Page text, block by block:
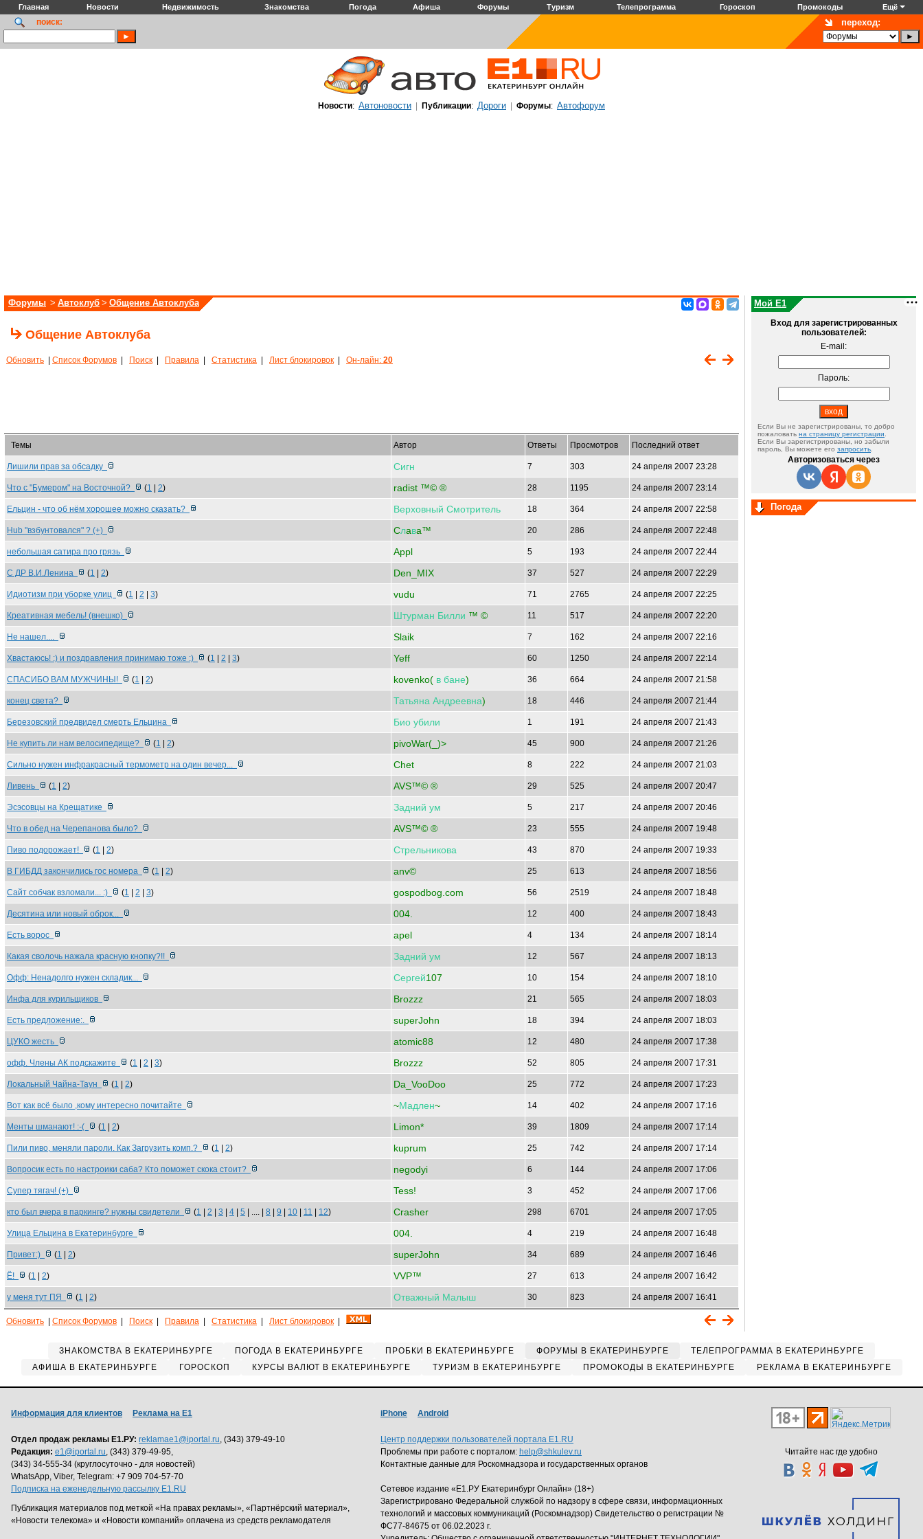
Главная Новости Недвижимость Знакомства Погода Афиша Форумы Туризм Телепрограмма Гороскоп Промокоды Ещё
поиск: переход:
Новости: Автоновости Публикации: Дороги Форумы: Автофорум
Форумы > Автоклуб > Общение Автоклуба
Общение Автоклуба
Обновить Список Форумов Поиск Правила Статистика Лист блокировок Он-лайн: 20
Темы Автор Ответы Просмотров Последний ответ
Лишили прав за обсадку Сигн 7 303 24 апреля 2007 23:28
Что с "Бумером" на Восточной? (1 2) radist ™© ® 28 1195 24 апреля 2007 23:14
Ельцин - что об нём хорошее можно сказать? Верховный Смотритель 18 364 24 апреля 2007 22:58
Hub "взбунтовался" ? (+) Cлaвa™ 20 286 24 апреля 2007 22:48
небольшая сатира про грязь Appl 5 193 24 апреля 2007 22:44
С ДР В.И.Ленина (1 2) Den_MIX 37 527 24 апреля 2007 22:29
Идиотизм при уборке улиц (1 2 3) vudu 71 2765 24 апреля 2007 22:25
Креативная мебель! (внешко) Штурман Билли ™ © 11 517 24 апреля 2007 22:20
Не нашел.... Slaik 7 162 24 апреля 2007 22:16
Хвастаюсь! :) и поздравления принимаю тоже :) (1 2 3) Yeff 60 1250 24 апреля 2007 22:14
СПАСИБО ВАМ МУЖЧИНЫ! (1 2) kovenko( в бане) 36 664 24 апреля 2007 21:58
конец света? Татьяна Андреевна) 18 446 24 апреля 2007 21:44
Березовский предвидел смерть Ельцина Био убили 1 191 24 апреля 2007 21:43
Не купить ли нам велосипедище? (1 2) pivoWar(_)> 45 900 24 апреля 2007 21:26
Сильно нужен инфракрасный термометр на один вечер... Chet 8 222 24 апреля 2007 21:03
Ливень (1 2) AVS™© ® 29 525 24 апреля 2007 20:47
Эсэсовцы на Крещатике Задний ум 5 217 24 апреля 2007 20:46
Что в обед на Черепанова было? AVS™© ® 23 555 24 апреля 2007 19:48
Пиво подорожает! (1 2) Стрельникова 43 870 24 апреля 2007 19:33
В ГИБДД закончились гос номера (1 2) anv© 25 613 24 апреля 2007 18:56
Сайт собчак взломали... :) (1 2 3) gospodbog.com 56 2519 24 апреля 2007 18:48
Десятина или новый оброк... 004. 12 400 24 апреля 2007 18:43
Есть ворос apel 4 134 24 апреля 2007 18:14
Какая сволочь нажала красную кнопку?!! Задний ум 12 567 24 апреля 2007 18:13
Офф: Ненадолго нужен складик... Сергей107 10 154 24 апреля 2007 18:10
Инфа для курильщиков Brozzz 21 565 24 апреля 2007 18:03
Есть предложение:. superJohn 18 394 24 апреля 2007 18:03
ЦУКО жесть atomic88 12 480 24 апреля 2007 17:38
офф. Члены АК подскажите (1 2 3) Brozzz 52 805 24 апреля 2007 17:31
Локальный Чайна-Таун (1 2) Da_VooDoo 25 772 24 апреля 2007 17:23
Вот как всё было ,кому интересно почитайте ~Мадлен~ 14 402 24 апреля 2007 17:16
Менты шманают! :-( (1 2) Limon* 39 1809 24 апреля 2007 17:14
Пили пиво, меняли пароли. Как Загрузить комп.? (1 2) kuprum 25 742 24 апреля 2007 17:14
Вопросик есть по настроики саба? Кто поможет скока стоит? negodyi 6 144 24 апреля 2007 17:06
Супер тягач! (+) Tess! 3 452 24 апреля 2007 17:06
кто был вчера в паркинге? нужны свидетели (1 2 3 4 5 | .... | 8 9 10 11 12) Crasher 298 6701 24 апреля 2007 17:05
Улица Ельцина в Екатеринбурге 004. 4 219 24 апреля 2007 16:48
Привет:) (1 2) superJohn 34 689 24 апреля 2007 16:46
Ё! (1 2) VVP™ 27 613 24 апреля 2007 16:42
у меня тут ПЯ (1 2) Отважный Малыш 30 823 24 апреля 2007 16:41
Обновить Список Форумов Поиск Правила Статистика Лист блокировок
Мой E1
Вход для зарегистрированных
пользователей:
E-mail:
Пароль:
Если Вы не зарегистрированы, то добро
пожаловать на страницу регистрации
Если Вы зарегистрированы, но забыли
пароль, Вы можете его запросить
Авторизоваться через
Погода
ЗНАКОМСТВА В ЕКАТЕРИНБУРГЕ ПОГОДА В ЕКАТЕРИНБУРГЕ ПРОБКИ В ЕКАТЕРИНБУРГЕ ФОРУМЫ В ЕКАТЕРИНБУРГЕ
ТЕЛЕПРОГРАММА В ЕКАТЕРИНБУРГЕ
АФИША В ЕКАТЕРИНБУРГЕ
ГОРОСКОП КУРСЫ ВАЛЮТ В ЕКАТЕРИНБУРГЕ ТУРИЗМ В ЕКАТЕРИНБУРГЕ ПРОМОКОДЫ В ЕКАТЕРИНБУРГЕ РЕКЛАМА В ЕКАТЕРИНБУРГЕ
Читайте нас где удобно
Информация для клиентов Реклама на Е1
Отдел продаж рекламы Е1.РУ: reklamae1@iportal.ru, (343) 379-49-10
Редакция: e1@iportal.ru, (343) 379-49-95,
(343) 34-555-34 (круглосуточно - для новостей)
WhatsApp, Viber, Telegram: +7 909 704-57-70
Подписка на еженедельную рассылку E1.RU
Публикация материалов под меткой «На правах рекламы», «Партнёрский материал»,
«Новости телекома» и «Новости компаний» оплачена из средств рекламодателя
iPhone Android
Центр поддержки пользователей портала E1.RU
Проблемы при работе с порталом: help@shkulev.ru
Контактные данные для Роскомнадзора и государственных органов
Сетевое издание «Е1.РУ Екатеринбург Онлайн» (18+)
Зарегистрировано Федеральной службой по надзору в сфере связи, информационных
технологий и массовых коммуникаций (Роскомнадзор) Свидетельство о регистрации №
ФС77-84675 от 06.02.2023 г.